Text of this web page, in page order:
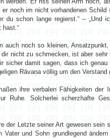
noch im nicht vorhandenen
du schon lange regierst.“ – „Und
hast.“
auch noch so kleinen,
nicht zu schmecken, ist aber
damit sagen, dass ich
Rāvaṇa völlig um den Verstand
ihre verbalen Fähigkeiten
Ruhe. Solcherlei scherzhafte
der Letzte seiner Art gewesen sein
und Sohn grundlegend